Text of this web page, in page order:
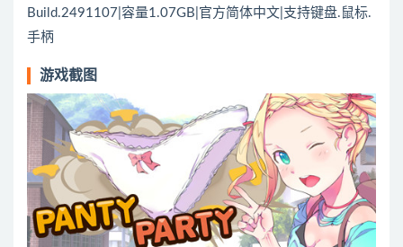
Build.2491107|容量1.07GB|官方简体中文|支持键盘.鼠标.
手柄
游戏截图